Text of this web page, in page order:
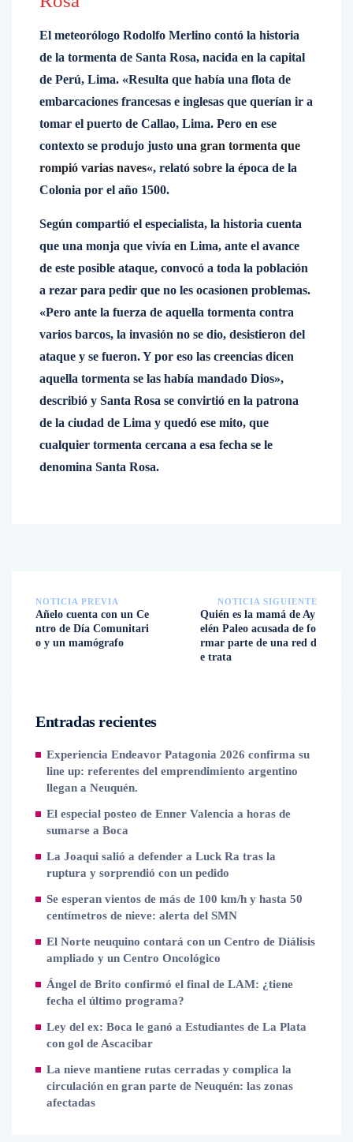
El meteorólogo Rodolfo Merlino contó la historia
de la tormenta de Santa Rosa, nacida en la capital
de Perú, Lima. «Resulta que había una flota de
embarcaciones francesas e inglesas que querían ir a
tomar el puerto de Callao, Lima. Pero en ese
contexto se produjo justo una gran tormenta que
rompió varias naves«, relató sobre la época de la
Colonia por el año 1500.
Según compartió el especialista, la historia cuenta
que una monja que vivía en Lima, ante el avance
de este posible ataque, convocó a toda la población
a rezar para pedir que no les ocasionen problemas.
«Pero ante la fuerza de aquella tormenta contra
varios barcos, la invasión no se dio, desistieron del
ataque y se fueron. Y por eso las creencias dicen
aquella tormenta se las había mandado Dios»,
describió y Santa Rosa se convirtió en la patrona
de la ciudad de Lima y quedó ese mito, que
cualquier tormenta cercana a esa fecha se le
denomina Santa Rosa.
NOTICIA PREVIA
Añelo cuenta con un Ce
ntro de Día Comunitari
o y un mamógrafo
NOTICIA SIGUIENTE
Quién es la mamá de Ay
elén Paleo acusada de fo
rmar parte de una red d
e trata
Entradas recientes
Experiencia Endeavor Patagonia 2026 confirma su
line up: referentes del emprendimiento argentino
llegan a Neuquén.
El especial posteo de Enner Valencia a horas de
sumarse a Boca
La Joaqui salió a defender a Luck Ra tras la
ruptura y sorprendió con un pedido
Se esperan vientos de más de 100 km/h y hasta 50
centímetros de nieve: alerta del SMN
El Norte neuquino contará con un Centro de Diálisis
ampliado y un Centro Oncológico
Ángel de Brito confirmó el final de LAM: ¿tiene
fecha el último programa?
Ley del ex: Boca le ganó a Estudiantes de La Plata
con gol de Ascacibar
La nieve mantiene rutas cerradas y complica la
circulación en gran parte de Neuquén: las zonas
afectadas